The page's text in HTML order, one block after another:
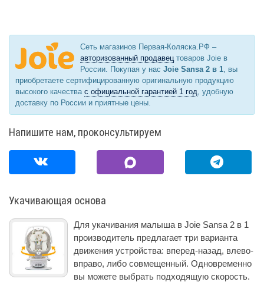
Сеть магазинов Первая-Коляска.РФ –
авторизованный продавец товаров Joie в
России. Покупая у нас Joie Sansa 2 в 1 , вы
приобретаете сертифицированную оригинальную продукцию
высокого качества с официальной гарантией 1 год , удобную
доставку по России и приятные цены.
Напишите нам, проконсультируем
Укачивающая основа
Для укачивания малыша в Joie Sansa 2 в 1
производитель предлагает три варианта
движения устройства: вперед-назад, влево-
вправо, либо совмещенный. Одновременно
вы можете выбрать подходящую скорость.